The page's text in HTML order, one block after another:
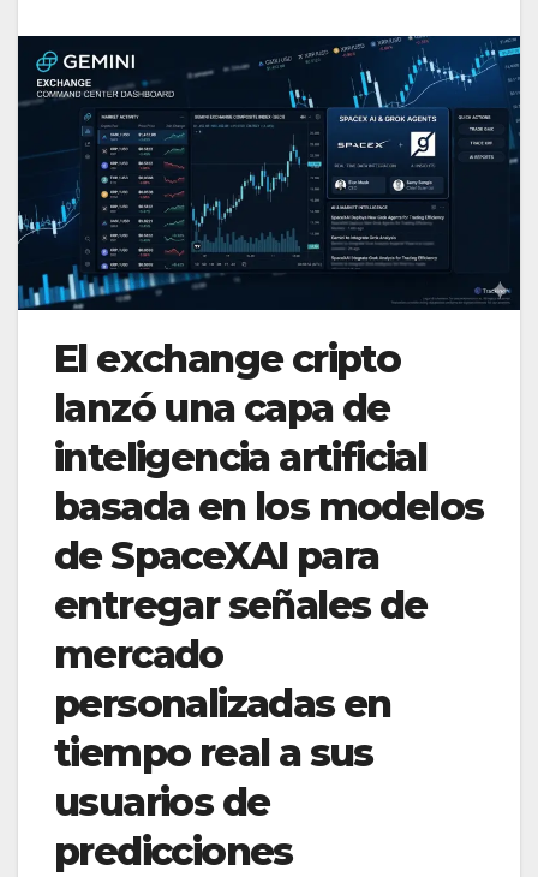
El exchange cripto
lanzó una capa de
inteligencia artificial
basada en los modelos
de SpaceXAI para
entregar señales de
mercado
personalizadas en
tiempo real a sus
usuarios de
predicciones